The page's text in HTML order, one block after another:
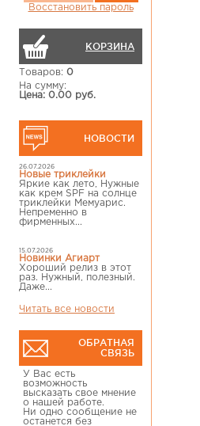
Восстановить пароль
КОРЗИНА
Товаров: 0
На сумму:
Цена: 0.00 руб.
НОВОСТИ
26.07.2026
Новые триклейки
Яркие как лето, Нужные
как крем SPF на солнце
триклейки Мемуарис.
Непременно в
фирменных...
15.07.2026
Новинки Агиарт
Хороший релиз в этот
раз. Нужный, полезный.
Даже...
Читать все новости
ОБРАТНАЯ
СВЯЗЬ
У Вас есть
возможность
высказать свое мнение
о нашей работе.
Ни одно сообщение не
останется без